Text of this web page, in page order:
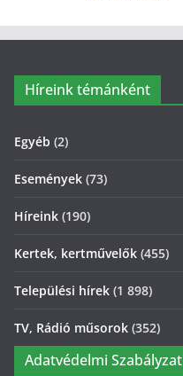
Híreink témánként
Egyéb (2)
Események (73)
Híreink (190)
Kertek, kertművelők (455)
Települési hírek (1 898)
TV, Rádió műsorok (352)
Adatvédelmi Szabályzat